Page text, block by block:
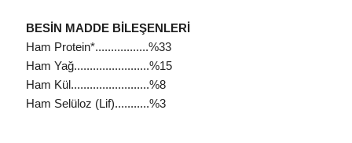
BESİN MADDE BİLEŞENLERİ
Ham Protein*.................%33
Ham Yağ........................%15
Ham Kül.........................%8
Ham Selüloz (Lif)...........%3